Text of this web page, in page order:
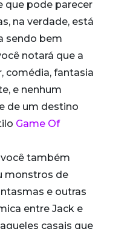
que pode parecer
na verdade, está
sendo bem
notará que a
comédia, fantasia
e nenhum
de um destino
Game Of
também
monstros de
e outras
entre Jack e
casais que